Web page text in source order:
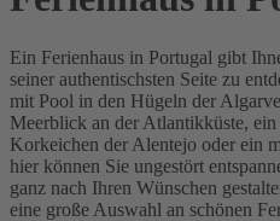
Ein Ferienhaus in Portugal gibt
seiner authentischsten Seite zu
mit Pool in den Hügeln der
Meerblick an der Atlantikküste,
Korkeichen der Alentejo oder ein
hier können Sie ungestört
ganz nach Ihren Wünschen
eine große Auswahl an schönen